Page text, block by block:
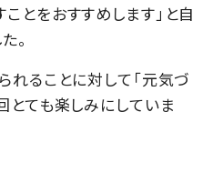
とをおすすめします」と自
。
れることに対して「元気づ
とても楽しみにしていま